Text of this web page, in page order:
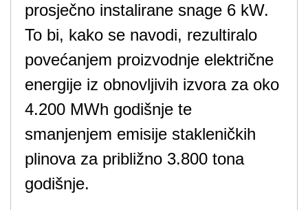
prosječno instalirane snage 6 kW.
To bi, kako se navodi, rezultiralo
povećanjem proizvodnje električne
energije iz obnovljivih izvora za oko
4.200 MWh godišnje te
smanjenjem emisije stakleničkih
plinova za približno 3.800 tona
godišnje.